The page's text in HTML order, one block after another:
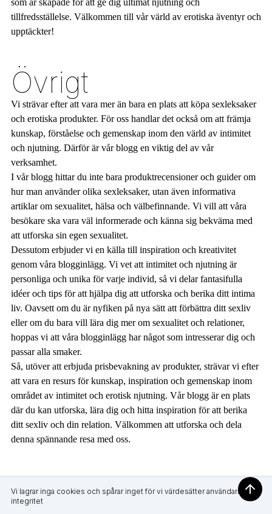
som är skapade för att ge dig ultimat njutning och
tillfredsställelse. Välkommen till vår värld av erotiska äventyr och
upptäckter!
Övrigt
Vi strävar efter att vara mer än bara en plats att köpa sexleksaker
och erotiska produkter. För oss handlar det också om att främja
kunskap, förståelse och gemenskap inom den värld av intimitet
och njutning. Därför är vår blogg en viktig del av vår
verksamhet.
I vår blogg hittar du inte bara produktrecensioner och guider om
hur man använder olika sexleksaker, utan även informativa
artiklar om sexualitet, hälsa och välbefinnande. Vi vill att våra
besökare ska vara väl informerade och känna sig bekväma med
att utforska sin egen sexualitet.
Dessutom erbjuder vi en källa till inspiration och kreativitet
genom våra blogginlägg. Vi vet att intimitet och njutning är
personliga och unika för varje individ, så vi delar fantasifulla
idéer och tips för att hjälpa dig att utforska och berika ditt intima
liv. Oavsett om du är nyfiken på nya sätt att förbättra ditt sexliv
eller om du bara vill lära dig mer om sexualitet och relationer,
hoppas vi att våra blogginlägg har något som intresserar dig och
passar alla smaker.
Så, utöver att erbjuda prisbevakning av produkter, strävar vi efter
att vara en resurs för kunskap, inspiration och gemenskap inom
området av intimitet och erotisk njutning. Vår blogg är en plats
där du kan utforska, lära dig och hitta inspiration för att berika
ditt sexliv och din relation. Välkommen att utforska och dela
denna spännande resa med oss.
Vi lagrar inga cookies och spårar inget för vi värdesätter användarnas
integritet